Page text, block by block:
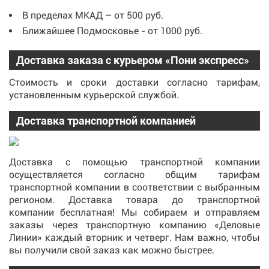
В пределах МКАД – от 500 руб.
Ближайшее Подмосковье - от 1000 руб.
Доставка заказа с курьером «Пони экспресс»
Стоимость и сроки доставки согласно тарифам,
установленным курьерской службой.
Доставка транспортной компанией
Доставка с помощью транспортной компании
осуществляется согласно общим тарифам
транспортной компании в соответствии с выбранным
регионом. Доставка товара до транспортной
компании бесплатная! Мы собираем и отправляем
заказы через транспортную компанию «Деловые
Линии» каждый вторник и четверг. Нам важно, чтобы
вы получили свой заказ как можно быстрее.